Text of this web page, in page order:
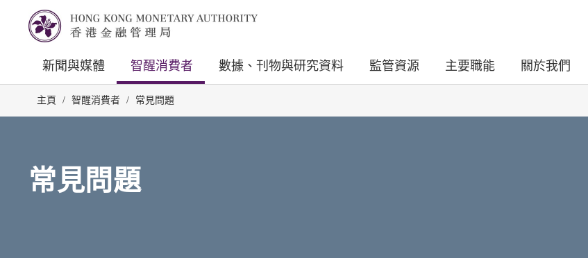
新聞與媒體 智醒消費者 數據、刊物與研究資料 監管資源 主要職能 關於我們
主頁 / 智醒消費者 / 常見問題
常見問題